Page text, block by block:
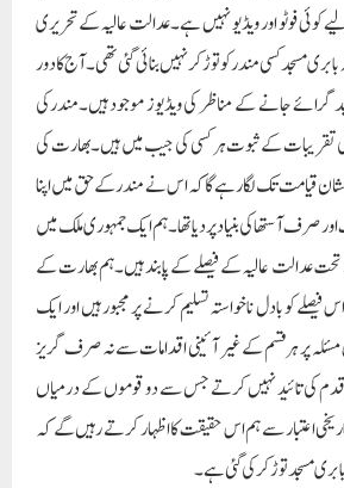
فوٹو اور ویڈیو نہیں ہے ۔عدالت عالیہ کے تحریری
مسجد کسی مندر کو توڑ کر نہیں بنائی گئی تھی ۔آج کا دور
گرائے جانے کے مناظر کی ویڈیوز موجود ہیں۔مندرکی
تقریبات کے ثبوت ہر کسی کی جیب میں ہیں۔بھارت کی
قیامت تک لگا رہے گا کہ اس نے مندر کے حق میں اپنا
صرف آستھا کی بنیاد پر دیا تھا۔ہم ایک جمہوری ملک میں
عدالت عالیہ کے فیصلے کے پابند ہیں۔ہم بھارت کے
کو بادل ناخواستہ تسلیم کرنے پر مجبور ہیں اور ایک
پر ہر قسم کے غیر آئینی اقدامات سے نہ صرف گریز
قدم کی تائید نہیں کرتے جس سے دو قوموں کے درمیاں
اعتبار سے ہم اس حقیقت کا اظہار کرتے رہیں گے کہ
مسجد توڑ کر کی گئی ہے۔